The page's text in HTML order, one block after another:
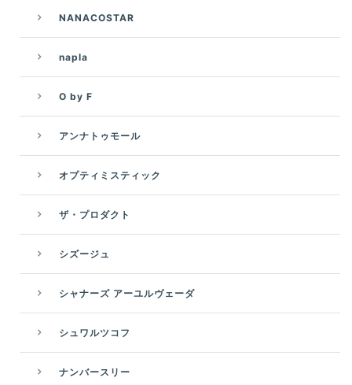
NANACOSTAR
napla
O by F
アンナトゥモール
オプティミスティック
ザ・プロダクト
シズージュ
シャナーズ アーユルヴェーダ
シュワルツコフ
ナンバースリー